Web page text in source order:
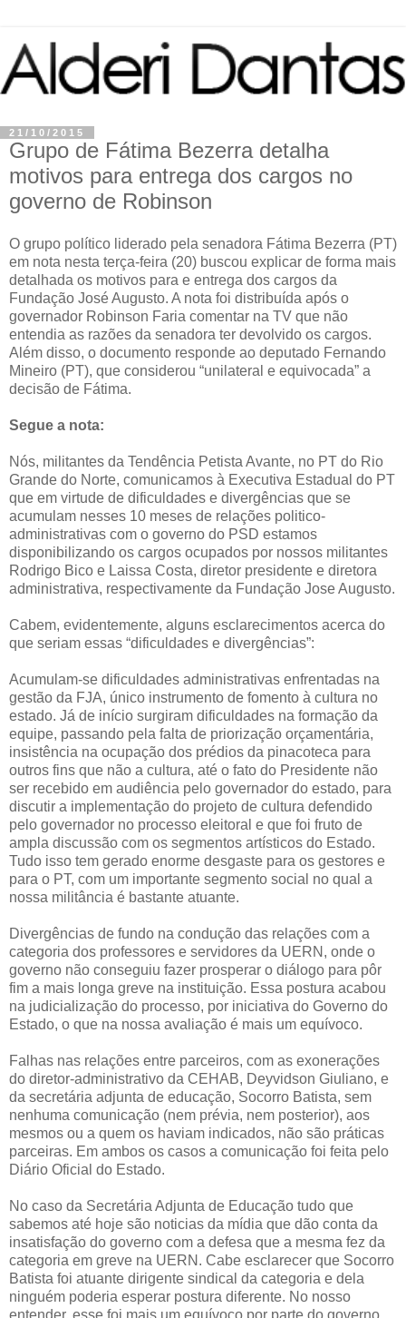
21/10/2015
Grupo de Fátima Bezerra detalha
motivos para entrega dos cargos no
governo de Robinson
O grupo político liderado pela senadora Fátima Bezerra (PT)
em nota nesta terça-feira (20) buscou explicar de forma mais
detalhada os motivos para e entrega dos cargos da
Fundação José Augusto. A nota foi distribuída após o
governador Robinson Faria comentar na TV que não
entendia as razões da senadora ter devolvido os cargos.
Além disso, o documento responde ao deputado Fernando
Mineiro (PT), que considerou “unilateral e equivocada” a
decisão de Fátima.
Segue a nota:
Nós, militantes da Tendência Petista Avante, no PT do Rio
Grande do Norte, comunicamos à Executiva Estadual do PT
que em virtude de dificuldades e divergências que se
acumulam nesses 10 meses de relações politico-
administrativas com o governo do PSD estamos
disponibilizando os cargos ocupados por nossos militantes
Rodrigo Bico e Laissa Costa, diretor presidente e diretora
administrativa, respectivamente da Fundação Jose Augusto.
Cabem, evidentemente, alguns esclarecimentos acerca do
que seriam essas “dificuldades e divergências”:
Acumulam-se dificuldades administrativas enfrentadas na
gestão da FJA, único instrumento de fomento à cultura no
estado. Já de início surgiram dificuldades na formação da
equipe, passando pela falta de priorização orçamentária,
insistência na ocupação dos prédios da pinacoteca para
outros fins que não a cultura, até o fato do Presidente não
ser recebido em audiência pelo governador do estado, para
discutir a implementação do projeto de cultura defendido
pelo governador no processo eleitoral e que foi fruto de
ampla discussão com os segmentos artísticos do Estado.
Tudo isso tem gerado enorme desgaste para os gestores e
para o PT, com um importante segmento social no qual a
nossa militância é bastante atuante.
Divergências de fundo na condução das relações com a
categoria dos professores e servidores da UERN, onde o
governo não conseguiu fazer prosperar o diálogo para pôr
fim a mais longa greve na instituição. Essa postura acabou
na judicialização do processo, por iniciativa do Governo do
Estado, o que na nossa avaliação é mais um equívoco.
Falhas nas relações entre parceiros, com as exonerações
do diretor-administrativo da CEHAB, Deyvidson Giuliano, e
da secretária adjunta de educação, Socorro Batista, sem
nenhuma comunicação (nem prévia, nem posterior), aos
mesmos ou a quem os haviam indicados, não são práticas
parceiras. Em ambos os casos a comunicação foi feita pelo
Diário Oficial do Estado.
No caso da Secretária Adjunta de Educação tudo que
sabemos até hoje são noticias da mídia que dão conta da
insatisfação do governo com a defesa que a mesma fez da
categoria em greve na UERN. Cabe esclarecer que Socorro
Batista foi atuante dirigente sindical da categoria e dela
ninguém poderia esperar postura diferente. No nosso